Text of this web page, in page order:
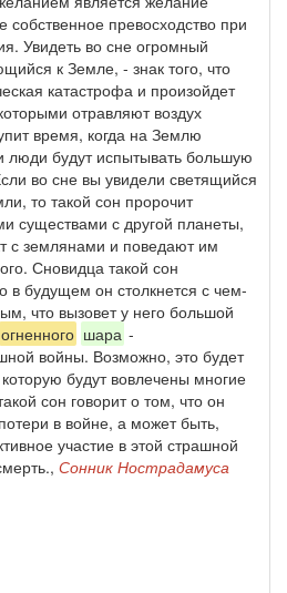
собственное превосходство при
Увидеть во сне огромный
к Земле, - знак того, что
катастрофа и произойдет
отравляют воздух
время, когда на Землю
люди будут испытывать большую
во сне вы увидели светящийся
то такой сон пророчит
существами с другой планеты,
с землянами и поведают им
Сновидца такой сон
в будущем он столкнется с чем-
что вызовет у него большой
огненного шара -
войны. Возможно, это будет
будут вовлечены многие
сон говорит о том, что он
в войне, а может быть,
участие в этой страшной
Сонник Нострадамуса